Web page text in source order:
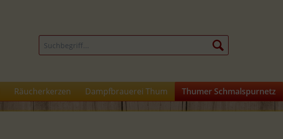
Räucherkerzen Dampfbrauerei Thum Thumer Schmalspurnetz